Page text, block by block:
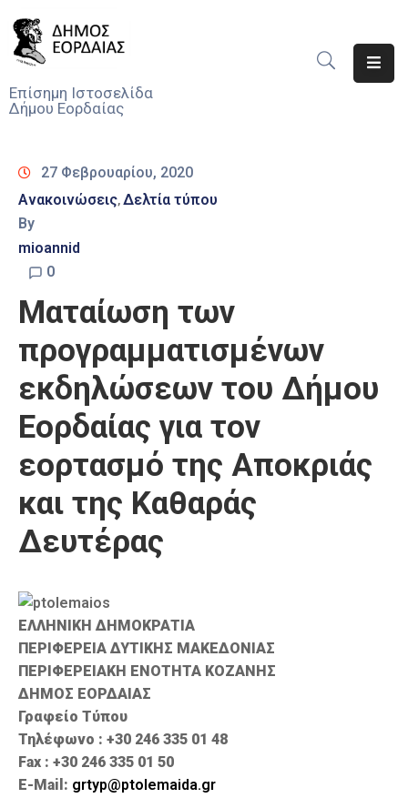
Επίσημη Ιστοσελίδα
Δήμου Εορδαίας
Νέα
Υπηρεσίες
Του
Δήμου
Προσκλήσεις
Αποφάσεις
Τηλέφωνα
Καιρός
27 Φεβρουαρίου, 2020
Ανακοινώσεις‚Δελτία τύπου
By
mioannid
0
Ματαίωση των
προγραμματισμένων
εκδηλώσεων του Δήμου
Εορδαίας για τον
εορτασμό της Αποκριάς
και της Καθαράς
Δευτέρας
ΕΛΛΗΝΙΚΗ ΔΗΜΟΚΡΑΤΙΑ
ΠΕΡΙΦΕΡΕΙΑ ΔΥΤΙΚΗΣ ΜΑΚΕΔΟΝΙΑΣ
ΠΕΡΙΦΕΡΕΙΑΚΗ ΕΝΟΤΗΤΑ ΚΟΖΑΝΗΣ
ΔΗΜΟΣ ΕΟΡΔΑΙΑΣ
Γραφείο Τύπου
Τηλέφωνο : +30 246 335 01 48
Fax : +30 246 335 01 50
E-Mail: grtyp@ptolemaida.gr